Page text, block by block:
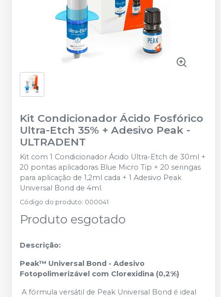
Kit Condicionador Ácido Fosfórico
Ultra-Etch 35% + Adesivo Peak -
ULTRADENT
Kit com 1 Condicionador Ácido Ultra-Etch de 30ml +
20 pontas aplicadoras Blue Micro Tip + 20 seringas
para aplicação de 1,2ml cada + 1 Adesivo Peak
Universal Bond de 4ml.
Código do produto: 000041
Produto esgotado
Descrição:
Peak™ Universal Bond - Adesivo
Fotopolimerizável com Clorexidina (0,2%)
A fórmula versátil de Peak Universal Bond é ideal